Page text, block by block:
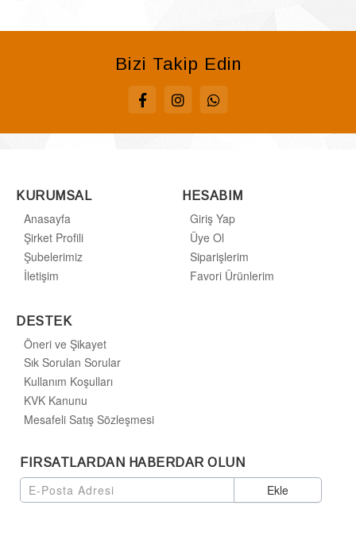
Bizi Takip Edin
KURUMSAL
Anasayfa
Şirket Profili
Şubelerimiz
İletişim
HESABIM
Giriş Yap
Üye Ol
Siparişlerim
Favori Ürünlerim
DESTEK
Öneri ve Şikayet
Sık Sorulan Sorular
Kullanım Koşulları
KVK Kanunu
Mesafeli Satış Sözleşmesi
FIRSATLARDAN HABERDAR OLUN
Ekle